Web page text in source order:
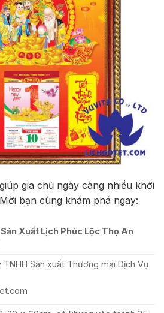
gia chủ ngày càng nhiều khởi
bạn cùng khám phá ngay:
Xuất Lịch Phúc Lộc Thọ An
TNHH Sản xuất Thương mại Dịch Vụ